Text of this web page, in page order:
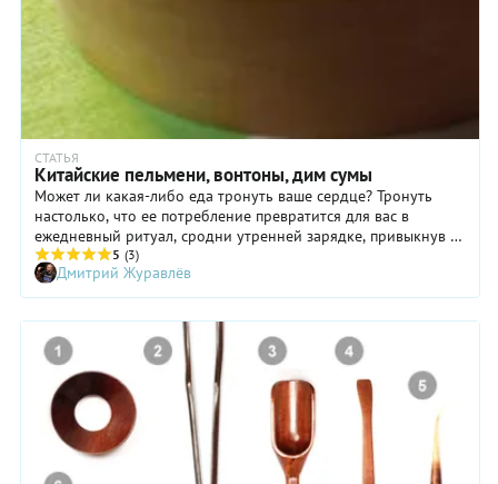
СТАТЬЯ
Китайские пельмени, вонтоны, дим сумы
Может ли какая-либо еда тронуть ваше сердце? Тронуть
настолько, что ее потребление превратится для вас в
ежедневный ритуал, сродни утренней зарядке, привыкнув к
которой и однажды пропустив ее, вы будете чувствовать
себя лишенными заряда бодрости на весь день.
5 (3)
Дмитрий Журавлёв